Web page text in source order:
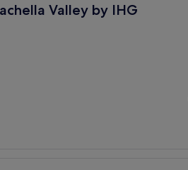
Valley by IHG
by IHG